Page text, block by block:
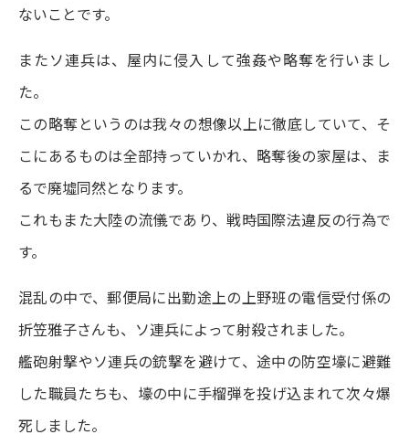
ないことです。
またソ連兵は、屋内に侵入して強姦や略奪を行いまし
た。
この略奪というのは我々の想像以上に徹底していて、そ
こにあるものは全部持っていかれ、略奪後の家屋は、ま
るで廃墟同然となります。
これもまた大陸の流儀であり、戦時国際法違反の行為で
す。
混乱の中で、郵便局に出勤途上の上野班の電信受付係の
折笠雅子さんも、ソ連兵によって射殺されました。
艦砲射撃やソ連兵の銃撃を避けて、途中の防空壕に避難
した職員たちも、壕の中に手榴弾を投げ込まれて次々爆
死しました。